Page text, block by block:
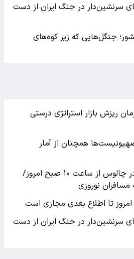
7 هواپیمای سرنشین‌دار در جنگ ایران از دست
جنگل‌هایی که زیر کوه‌های
ریزش بازار استراتژی درستی
همچنان از آمار
اعمال محدودیت تردد در چالوس از ساعت ۱۰ صبح امروز/
نوروزی
تا اطلاع بعدی مجازی است
7 هواپیمای سرنشین‌دار در جنگ ایران از دست